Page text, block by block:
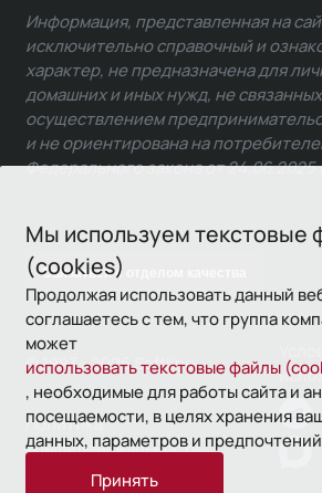
Мы используем текстовые
(cookies)
Продолжая использовать данный
соглашаетесь с тем, что группа
может
использовать текстовые файлы
, необходимые для работы сайта и
посещаемости, в целях хранения
данных, параметров и
Принять
Связаться с отделом качества
Информация, представленная на
исключительно справочный и
характер, не предназначена для
домашних и иных нужд, не
осуществлением
и не ориентирована на
Федерального закона от
© 1993—2026 Softline
Политика
конфиденциальности